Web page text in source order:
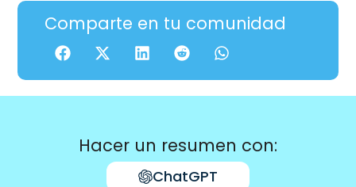
Comparte en tu comunidad
Hacer un resumen con:
ChatGPT